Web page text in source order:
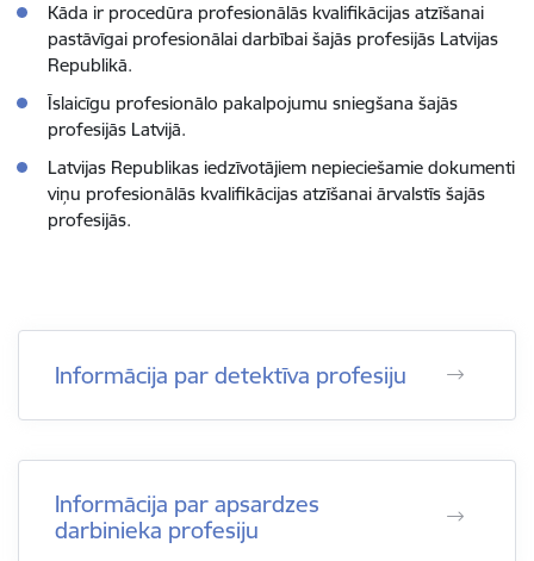
Kāda ir procedūra profesionālās kvalifikācijas atzīšanai
pastāvīgai profesionālai darbībai šajās profesijās Latvijas
Republikā.
Īslaicīgu profesionālo pakalpojumu sniegšana šajās
profesijās Latvijā.
Latvijas Republikas iedzīvotājiem nepieciešamie dokumenti
viņu profesionālās kvalifikācijas atzīšanai ārvalstīs šajās
profesijās.
Informācija par detektīva profesiju
Informācija par apsardzes
darbinieka profesiju